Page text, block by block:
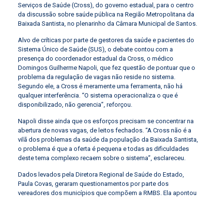
Serviços de Saúde (Cross), do governo estadual, para o centro
da discussão sobre saúde pública na Região Metropolitana da
Baixada Santista, no plenarinho da Câmara Municipal de Santos.
Alvo de críticas por parte de gestores da saúde e pacientes do
Sistema Único de Saúde (SUS), o debate contou com a
presença do coordenador estadual da Cross, o médico
Domingos Guilherme Napoli, que fez questão de pontuar que o
problema da regulação de vagas não reside no sistema.
Segundo ele, a Cross é meramente uma ferramenta, não há
qualquer interferência. “O sistema operacionaliza o que é
disponibilizado, não gerencia”, reforçou.
Napoli disse ainda que os esforços precisam se concentrar na
abertura de novas vagas, de leitos fechados. “A Cross não é a
vilã dos problemas da saúde da população da Baixada Santista,
o problema é que a oferta é pequena e todas as dificuldades
deste tema complexo recaem sobre o sistema”, esclareceu.
Dados levados pela Diretora Regional de Saúde do Estado,
Paula Covas, geraram questionamentos por parte dos
vereadores dos municípios que compõem a RMBS. Ela apontou